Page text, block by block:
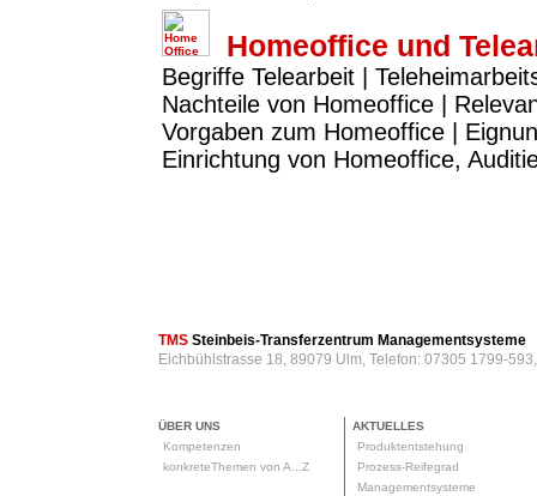
Homeoffice und
Begriffe Telearbeit |
Nachteile von Homeoffice |
Vorgaben zum Homeoffice |
Einrichtung von Homeoffice,
TMS Steinbeis-Transferzentrum Managementsysteme
Eichbühlstrasse 18, 89079 Ulm, Telefon: 07305 1799-
ÜBER UNS
Kompetenzen
konkreteThemen von A...Z
AKTUELLES
Produktentstehung
Prozess-Reifegrad
Managementsysteme